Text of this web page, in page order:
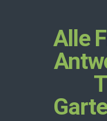
Alle